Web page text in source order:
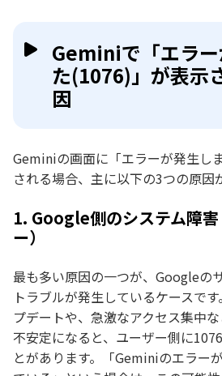
タ紛失に備える
まとめ
Geminiで「エラ
た(1076)」が表示
因
Geminiの画面に「エラーが発生し
される場合、主に以下の3つの原因
1. Google側のシステム障
ー）
最も多い原因の一つが、Googleの
トラブルが発生しているケースで
プデートや、急激なアクセス集中
不安定になると、ユーザー側に
とがあります。「Geminiのエラー